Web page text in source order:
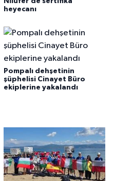
heyecanı
Pompalı dehşetinin
şüphelisi Cinayet Büro
ekiplerine yakalandı